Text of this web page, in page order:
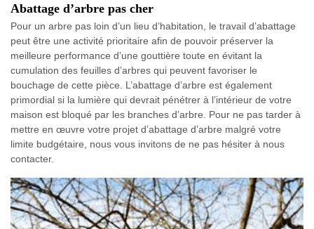
Abattage d’arbre pas cher
Pour un arbre pas loin d’un lieu d’habitation, le travail d’abattage
peut être une activité prioritaire afin de pouvoir préserver la
meilleure performance d’une gouttière toute en évitant la
cumulation des feuilles d’arbres qui peuvent favoriser le
bouchage de cette pièce. L’abattage d’arbre est également
primordial si la lumière qui devrait pénétrer à l’intérieur de votre
maison est bloqué par les branches d’arbre. Pour ne pas tarder à
mettre en œuvre votre projet d’abattage d’arbre malgré votre
limite budgétaire, nous vous invitons de ne pas hésiter à nous
contacter.